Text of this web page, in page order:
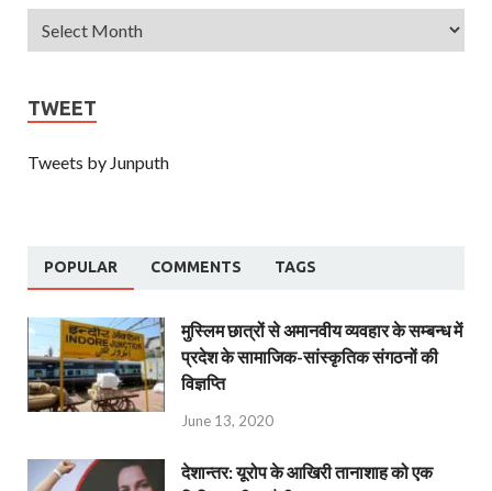
TWEET
Tweets by Junputh
POPULAR COMMENTS TAGS
मुस्लिम छात्रों से अमानवीय व्यवहार के सम्बन्ध में
प्रदेश के सामाजिक-सांस्कृतिक संगठनों की
विज्ञप्ति
June 13, 2020
देशान्‍तर: यूरोप के आखिरी तानाशाह को एक